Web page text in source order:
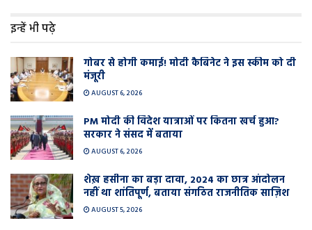
इन्हें भी पढ़े
गोबर से होगी कमाई! मोदी कैबिनेट ने इस स्कीम को दी
मंजूरी
AUGUST 6, 2026
PM मोदी की विदेश यात्राओं पर कितना खर्च हुआ?
सरकार ने संसद में बताया
AUGUST 6, 2026
शेख़ हसीना का बड़ा दावा, 2024 का छात्र आंदोलन
नहीं था शांतिपूर्ण, बताया संगठित राजनीतिक साज़िश
AUGUST 5, 2026